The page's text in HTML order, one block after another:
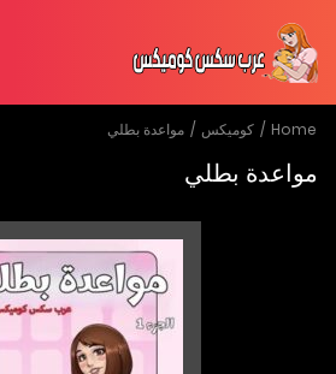
Home كوميكس مواعدة بطلي
مواعدة بطلي